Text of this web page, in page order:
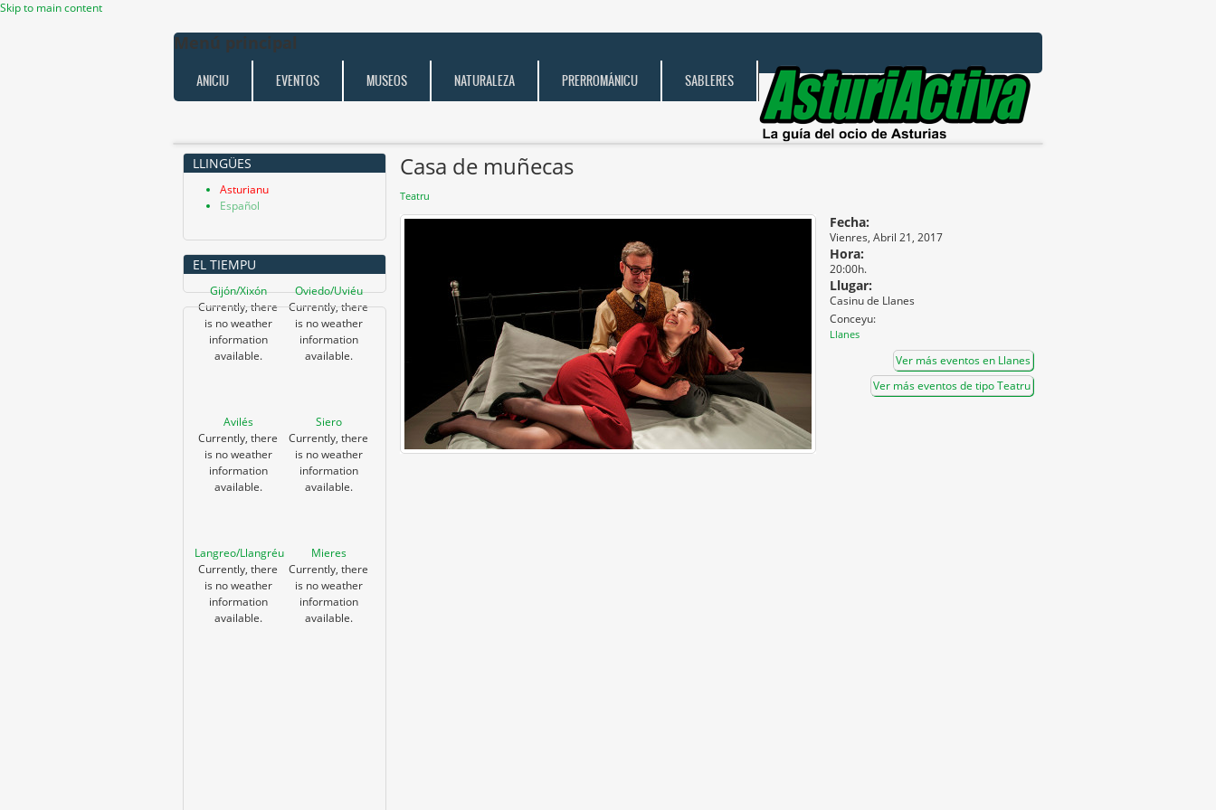
Skip to main content
Menú principal
ANICIU EVENTOS MUSEOS NATURALEZA PRERROMÁNICU SABLERES
Casa de muñecas
Teatru
Fecha:
Vienres, Abril 21, 2017
Hora:
20:00h.
Llugar:
Casinu de Llanes
Conceyu:
Llanes
Ver más eventos en Llanes
Ver más eventos de tipo Teatru
LLINGÜES
Asturianu
Español
EL TIEMPU
Gijón/Xixón
Currently, there
is no weather
information
available.
Oviedo/Uviéu
Currently, there
is no weather
information
available.
Avilés
Currently, there
is no weather
information
available.
Siero
Currently, there
is no weather
information
available.
Langreo/Llangréu
Currently, there
is no weather
information
available.
Mieres
Currently, there
is no weather
information
available.